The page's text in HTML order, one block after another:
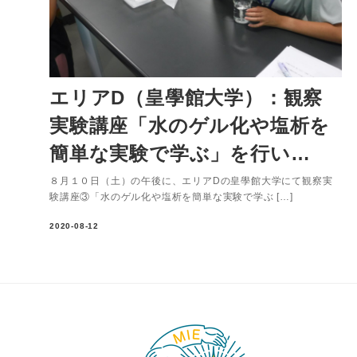
エリアD（皇學館大学）：観察
実験講座「水のゲル化や塩析を
簡単な実験で学ぶ」を行い…
８月１０日（土）の午後に、エリアDの皇學館大学にて観察実
験講座③「水のゲル化や塩析を簡単な実験で学ぶ […]
2020-08-12